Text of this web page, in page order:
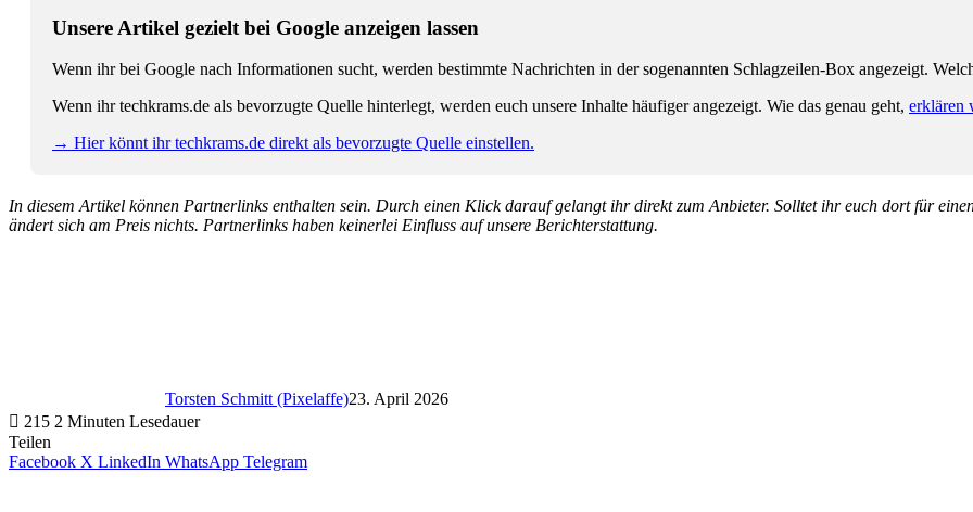
Unsere Artikel gezielt bei Google anzeigen lassen
Wenn ihr bei Google nach Informationen sucht, werden bestimmte Nachrichten in der sogenannten Schlagzeilen-Box angezeigt.
Wenn ihr techkrams.de als bevorzugte Quelle hinterlegt, werden euch unsere Inhalte häufiger angezeigt. Wie das genau geht, erklären
→ Hier könnt ihr techkrams.de direkt als bevorzugte Quelle einstellen.
In diesem Artikel können Partnerlinks enthalten sein. Durch einen Klick darauf gelangt ihr direkt zum Anbieter. Solltet ihr euch dort für
ändert sich am Preis nichts. Partnerlinks haben keinerlei Einfluss auf unsere Berichterstattung.
Torsten Schmitt (Pixelaffe)23. April 2026
215 2 Minuten Lesedauer
Teilen
Facebook X LinkedIn WhatsApp Telegram